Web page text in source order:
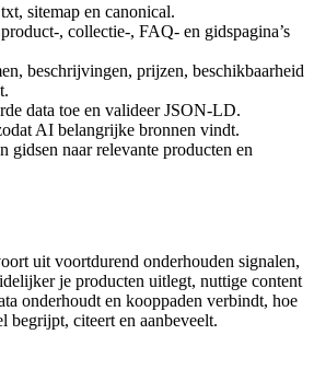
sitemap en canonical.
, collectie-, FAQ- en gidspagina’s
beschrijvingen, prijzen, beschikbaarheid
data toe en valideer JSON-LD.
AI belangrijke bronnen vindt.
naar relevante producten en
uit voortdurend onderhouden signalen,
je producten uitlegt, nuttige content
onderhoudt en kooppaden verbindt, hoe
citeert en aanbeveelt.